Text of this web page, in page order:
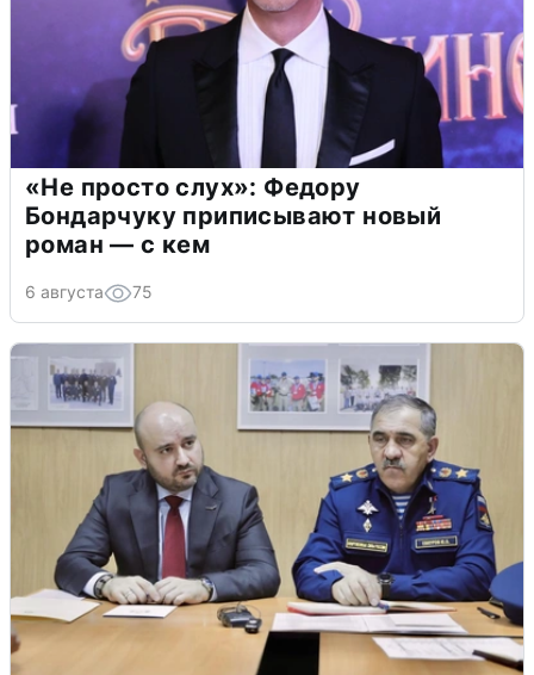
«Не просто слух»: Федору
Бондарчуку приписывают новый
роман — с кем
6 августа 75